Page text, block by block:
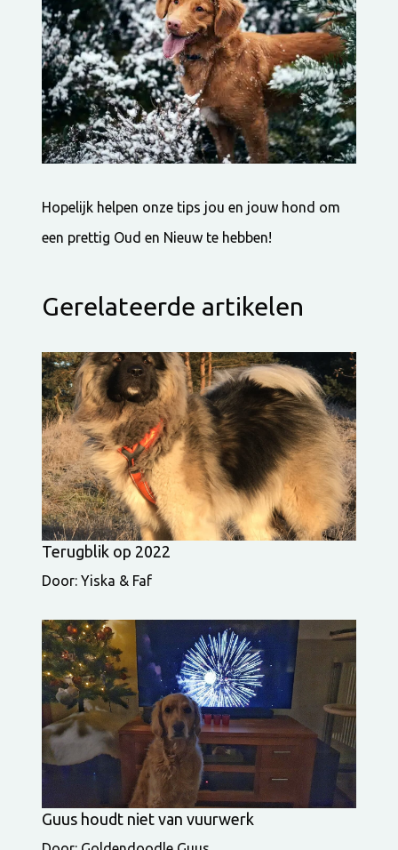
Hopelijk helpen onze tips jou en jouw hond om
een prettig Oud en Nieuw te hebben!
Gerelateerde artikelen
Terugblik op 2022
Door: Yiska & Faf
Guus houdt niet van vuurwerk